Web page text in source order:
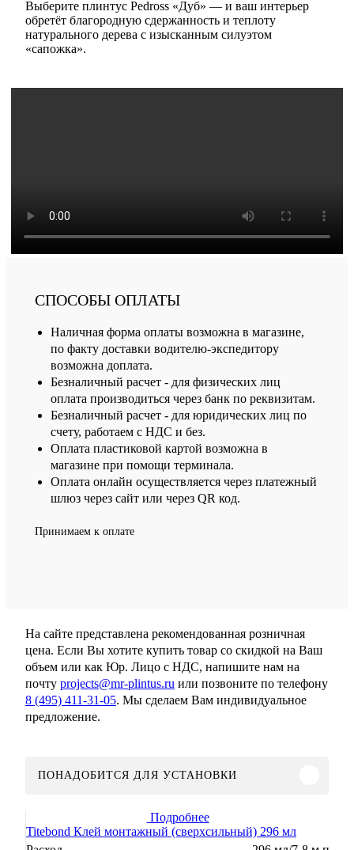
Выберите плинтус Pedross «Дуб» — и ваш интерьер
обретёт благородную сдержанность и теплоту
натурального дерева с изысканным силуэтом
«сапожка».
СПОСОБЫ ОПЛАТЫ
Наличная форма оплаты возможна в магазине,
по факту доставки водителю-экспедитору
возможна доплата.
Безналичный расчет - для физических лиц
оплата производиться через банк по реквизитам.
Безналичный расчет - для юридических лиц по
счету, работаем с НДС и без.
Оплата пластиковой картой возможна в
магазине при помощи терминала.
Оплата онлайн осуществляется через платежный
шлюз через сайт или через QR код.
Принимаем к оплате
На сайте представлена рекомендованная розничная
цена. Если Вы хотите купить товар со скидкой на Ваш
объем или как Юр. Лицо с НДС, напишите нам на
почту projects@mr-plintus.ru или позвоните по телефону
8 (495) 411-31-05. Мы сделаем Вам индивидуальное
предложение.
ПОНАДОБИТСЯ ДЛЯ УСТАНОВКИ
Подробнее
Titebond Клей монтажный (сверхсильный) 296 мл